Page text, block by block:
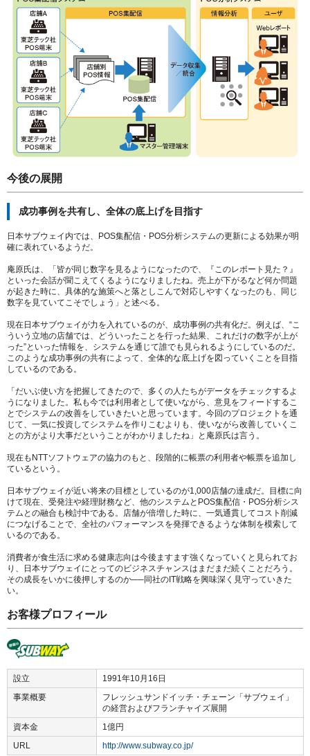
今後の展開
成功事例を共有し、全体の底上げを目指す
日本サブウェイ内では、POS集配信・POS分析システムの更新による効果が明
確に表れているようだ。
庵原氏は、「皆が同じ数字を見るようになったので、『このレポート見た？』
といった会話が聞こえてくるようになりましたね。売上が下がるなど何か問題
が起きた時に、具体的な施策へと落としこんで対応しやすくなったのも、同じ
数字を見ていてこそでしょう」と述べる。
現在日本サブウェイが力を入れているのが、成功事例の共有化だ。例えば、“こ
ういう立地の店舗では、どういったことを行った結果、これだけの数字が上が
った”といった情報を、システムを通じて誰でも見られるようにしているのだ。
このような成功事例の共有によって、全体的な底上げを図っていくことを目指
しているのである。
「だいぶ使い方を把握してきたので、多くの人たちがデータをチェックするよ
うになりました。私も今では利用者として使いながら、意見をフィードするこ
とでシステムの改善をしていきたいと思っています。今回のプロジェクトを通
じて、一気に投資してシステムを作りこむよりも、使いながら改善していくこ
との方がより大事だということがわかりましたね」と庵原氏は言う。
現在もNTTソフトウェアの協力のもと、段階的に帳票の利用者や帳票を追加し
ているという。
日本サブウェイが近い将来の目標としているのが1,000店舗の達成だ。目標に向
けて現在、受発注や経理財務など、他のシステムとPOS集配信・POS分析シス
テムとの融合も検討中である。店舗が倍増した時に、一気通貫してコスト削減
につなげることで、全社のパフォーマンスを発揮できるような体制を模索して
いるのである。
消費者が食生活に求める健康志向は今後ますます強くなっていくと見られてお
り、日本サブウェイにとってのビジネスチャンスはまだまだ続くことだろう。
その成長をいかに後押しするのか──同社のIT戦略を興味深く見守っていきた
い。
お客様プロフィール
設立
1991年10月16日
事業概要
フレッシュサンドイッチ・チェーン「サブウェイ」
の経営およびフランチャイズ展開
資本金
1億円
URL
http://www.subway.co.jp/